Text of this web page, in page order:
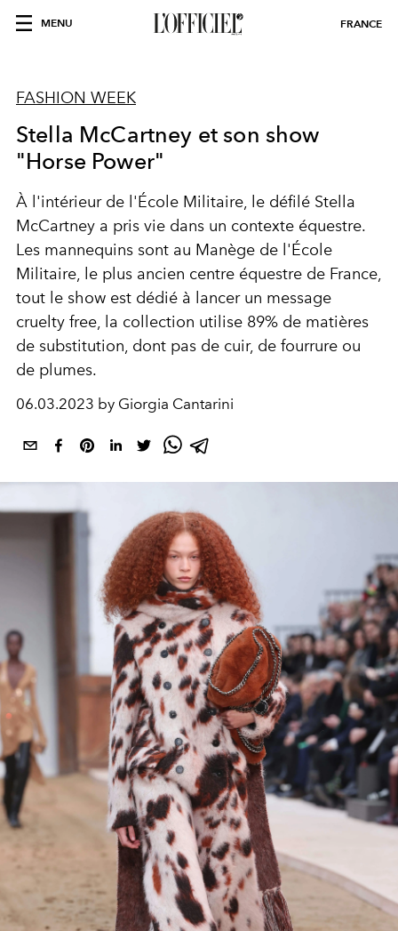
MENU FRANCE
FASHION WEEK
Stella McCartney et son show
"Horse Power"
À l'intérieur de l'École Militaire, le défilé Stella
McCartney a pris vie dans un contexte équestre.
Les mannequins sont au Manège de l'École
Militaire, le plus ancien centre équestre de France,
tout le show est dédié à lancer un message
cruelty free, la collection utilise 89% de matières
de substitution, dont pas de cuir, de fourrure ou
de plumes.
06.03.2023 by Giorgia Cantarini